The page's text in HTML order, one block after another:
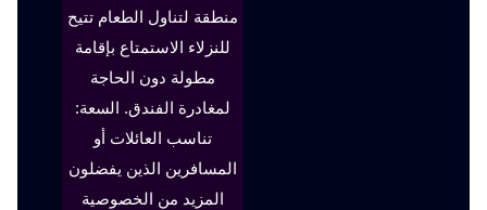
منطقة لتناول الطعام تتيح
للنزلاء الاستمتاع بإقامة
مطولة دون الحاجة
لمغادرة الفندق. السعة:
تناسب العائلات أو
المسافرين الذين يفضلون
المزيد من الخصوصية